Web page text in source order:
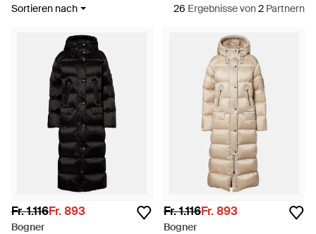
Sortieren nach 26 Ergebnissevon2 Partnern
Fr. 1.116Fr. 893
Bogner
Fr. 1.116Fr. 893
Bogner